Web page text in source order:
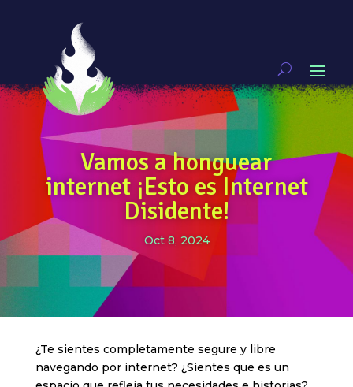
Vamos a honguear
internet ¡Esto es Internet
Disidente!
Oct 8, 2024
¿Te sientes completamente segure y libre
navegando por internet? ¿Sientes que es un